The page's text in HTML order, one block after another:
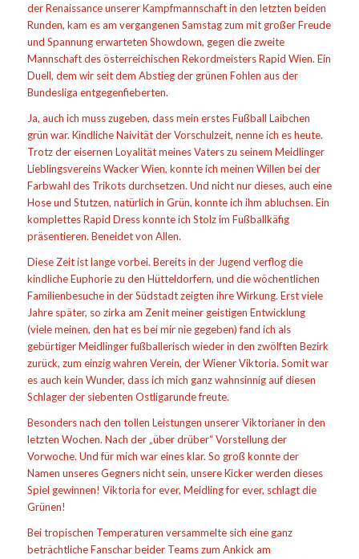
der Renaissance unserer Kampfmannschaft in den letzten beiden
Runden, kam es am vergangenen Samstag zum mit großer Freude
und Spannung erwarteten Showdown, gegen die zweite
Mannschaft des österreichischen Rekordmeisters Rapid Wien. Ein
Duell, dem wir seit dem Abstieg der grünen Fohlen aus der
Bundesliga entgegenfieberten.
Ja, auch ich muss zugeben, dass mein erstes Fußball Laibchen
grün war. Kindliche Naivität der Vorschulzeit, nenne ich es heute.
Trotz der eisernen Loyalität meines Vaters zu seinem Meidlinger
Lieblingsvereins Wacker Wien, konnte ich meinen Willen bei der
Farbwahl des Trikots durchsetzen. Und nicht nur dieses, auch eine
Hose und Stutzen, natürlich in Grün, konnte ich ihm abluchsen. Ein
komplettes Rapid Dress konnte ich Stolz im Fußballkäfig
präsentieren. Beneidet von Allen.
Diese Zeit ist lange vorbei. Bereits in der Jugend verflog die
kindliche Euphorie zu den Hütteldorfern, und die wöchentlichen
Familienbesuche in der Südstadt zeigten ihre Wirkung. Erst viele
Jahre später, so zirka am Zenit meiner geistigen Entwicklung
(viele meinen, den hat es bei mir nie gegeben) fand ich als
gebürtiger Meidlinger fußballerisch wieder in den zwölften Bezirk
zurück, zum einzig wahren Verein, der Wiener Viktoria. Somit war
es auch kein Wunder, dass ich mich ganz wahnsinnig auf diesen
Schlager der siebenten Ostligarunde freute.
Besonders nach den tollen Leistungen unserer Viktorianer in den
letzten Wochen. Nach der „über drüber“ Vorstellung der
Vorwoche. Und für mich war eines klar. So groß konnte der
Namen unseres Gegners nicht sein, unsere Kicker werden dieses
Spiel gewinnen! Viktoria for ever, Meidling for ever, schlagt die
Grünen!
Bei tropischen Temperaturen versammelte sich eine ganz
beträchtliche Fanschar beider Teams zum Ankick am